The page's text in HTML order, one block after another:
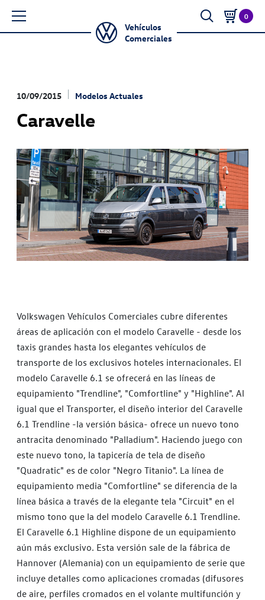
0
Vehículos
Comerciales
10/09/2015 Modelos Actuales
Caravelle
Volkswagen Vehículos Comerciales cubre diferentes
áreas de aplicación con el modelo Caravelle - desde los
taxis grandes hasta los elegantes vehículos de
transporte de los exclusivos hoteles internacionales. El
modelo Caravelle 6.1 se ofrecerá en las líneas de
equipamiento "Trendline", "Comfortline" y "Highline". Al
igual que el Transporter, el diseño interior del Caravelle
6.1 Trendline -la versión básica- ofrece un nuevo tono
antracita denominado "Palladium". Haciendo juego con
este nuevo tono, la tapicería de tela de diseño
"Quadratic" es de color "Negro Titanio". La línea de
equipamiento media "Comfortline" se diferencia de la
línea básica a través de la elegante tela "Circuit" en el
mismo tono que la del modelo Caravelle 6.1 Trendline.
El Caravelle 6.1 Highline dispone de un equipamiento
aún más exclusivo. Esta versión sale de la fábrica de
Hannover (Alemania) con un equipamiento de serie que
incluye detalles como aplicaciones cromadas (difusores
de aire, perfiles cromados en el volante multifunción y